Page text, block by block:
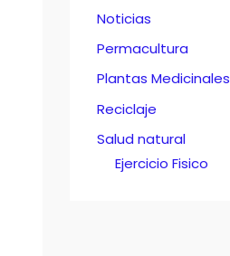
Noticias
Permacultura
Plantas Medicinales
Reciclaje
Salud natural
Ejercicio Fisico